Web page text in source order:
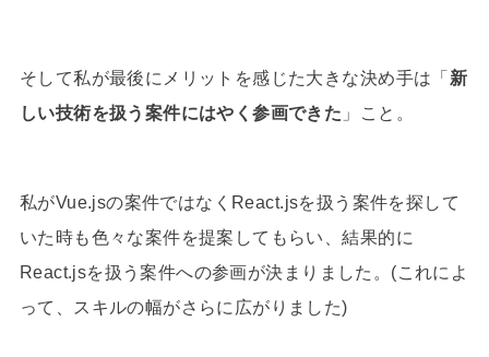
そして私が最後にメリットを感じた大きな決め手は「 新
しい技術を扱う案件にはやく参画できた 」こと。
私がVue.jsの案件ではなくReact.jsを扱う案件を探して
いた時も色々な案件を提案してもらい、結果的に
React.jsを扱う案件への参画が決まりました。(これによ
って、スキルの幅がさらに広がりました)